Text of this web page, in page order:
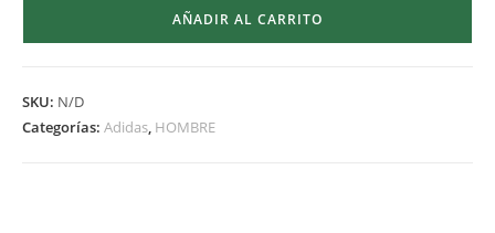
AÑADIR AL CARRITO
SKU: N/D
Categorías: Adidas, HOMBRE